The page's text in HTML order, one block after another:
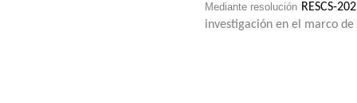
Mediante resolución RESCS-
investigación en el marco